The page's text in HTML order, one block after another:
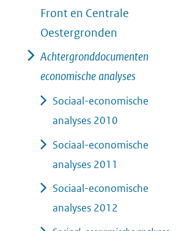
Front en Centrale
Oestergronden
Achtergronddocumenten
economische analyses
Sociaal-economische
analyses 2010
Sociaal-economische
analyses 2011
Sociaal-economische
analyses 2012